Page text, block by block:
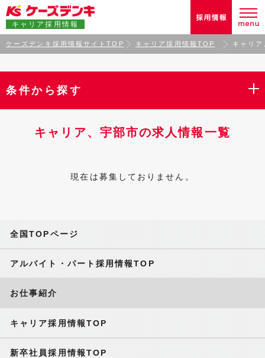
キャリア採用情報
ケーズデンキ採用情報サイトTOP キャリア採用情報TOP キャリ
条件から探す
キャリア、宇部市の求人情報一覧
現在は募集しておりません。
全国TOPページ
アルバイト・パート採用情報TOP
お仕事紹介
キャリア採用情報TOP
新卒社員採用情報TOP